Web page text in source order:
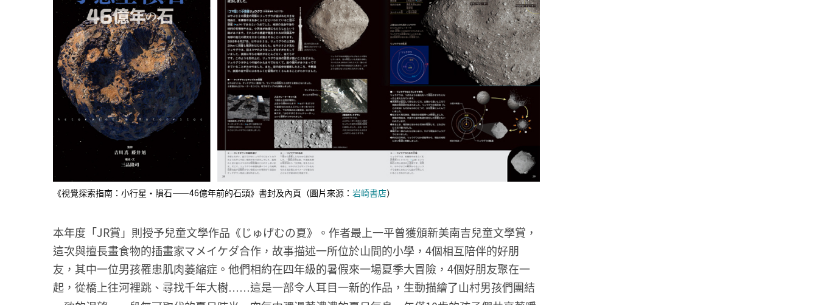
《視覺探索指南：小行星・隕石——46億年前的石頭》書封及內頁（圖片來源： 岩崎書店）
本年度「JR賞」則授予兒童文學作品《じゅげむの夏》。作者最上一平曾獲頒新美南吉兒童文學賞，
這次與擅長畫食物的插畫家マメイケダ合作，故事描述一所位於山間的小學，4個相互陪伴的好朋
友，其中一位男孩罹患肌肉萎縮症。他們相約在四年級的暑假來一場夏季大冒險，4個好朋友聚在一
起，從橋上往河裡跳、尋找千年大樹……這是一部令人耳目一新的作品，生動描繪了山村男孩們團結